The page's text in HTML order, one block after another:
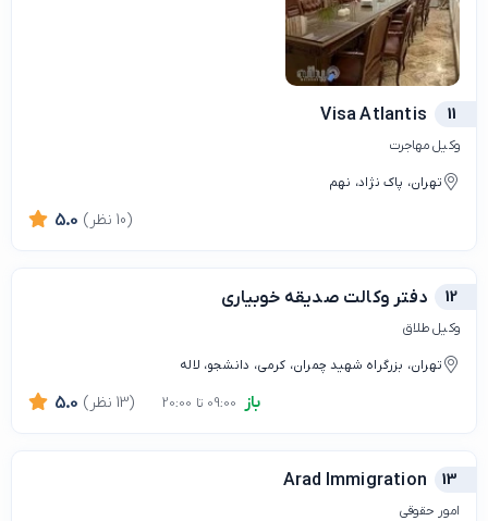
11
Visa Atlantis
وکیل مهاجرت
تهران، پاک نژاد، نهم
5.0 (10 نظر)
12 دفتر وکالت صدیقه خوبیاری
وکیل طلاق
تهران، بزرگراه شهید چمران، کرمی، دانشجو، لاله
باز 5.0 (13 نظر)
13
Arad Immigration
امور حقوقی